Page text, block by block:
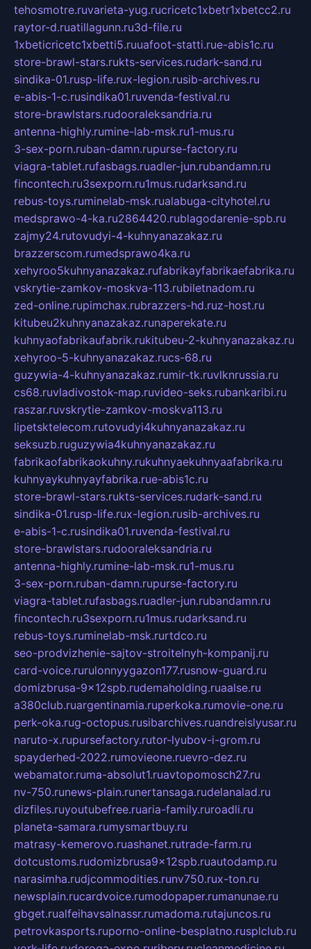
tehosmotre.ruvarieta-yug.rucricetc1xbetr1xbetcc2.ru
raytor-d.ruatillagunn.ru3d-file.ru
1xbeticricetc1xbetti5.ruuafoot-statti.rue-abis1c.ru
store-brawl-stars.rukts-services.rudark-sand.ru
sindika-01.rusp-life.rux-legion.rusib-archives.ru
e-abis-1-c.rusindika01.ruvenda-festival.ru
store-brawlstars.rudooraleksandria.ru
antenna-highly.rumine-lab-msk.ru1-mus.ru
3-sex-porn.ruban-damn.rupurse-factory.ru
viagra-tablet.rufasbags.ruadler-jun.rubandamn.ru
fincontech.ru3sexporn.ru1mus.rudarksand.ru
rebus-toys.ruminelab-msk.rualabuga-cityhotel.ru
medsprawo-4-ka.ru2864420.rublagodarenie-spb.ru
zajmy24.rutovudyi-4-kuhnyanazakaz.ru
brazzerscom.rumedsprawo4ka.ru
xehyroo5kuhnyanazakaz.rufabrikayfabrikaefabrika.ru
vskrytie-zamkov-moskva-113.rubiletnadom.ru
zed-online.rupimchax.rubrazzers-hd.ruz-host.ru
kitubeu2kuhnyanazakaz.runaperekate.ru
kuhnyaofabrikaufabrik.rukitubeu-2-kuhnyanazakaz.ru
xehyroo-5-kuhnyanazakaz.rucs-68.ru
guzywia-4-kuhnyanazakaz.rumir-tk.ruvlknrussia.ru
cs68.ruvladivostok-map.ruvideo-seks.rubankaribi.ru
raszar.ruvskrytie-zamkov-moskva113.ru
lipetsktelecom.rutovudyi4kuhnyanazakaz.ru
seksuzb.ruguzywia4kuhnyanazakaz.ru
fabrikaofabrikaokuhny.rukuhnyaekuhnyaafabrika.ru
kuhnyaykuhnyayfabrika.rue-abis1c.ru
store-brawl-stars.rukts-services.rudark-sand.ru
sindika-01.rusp-life.rux-legion.rusib-archives.ru
e-abis-1-c.rusindika01.ruvenda-festival.ru
store-brawlstars.rudooraleksandria.ru
antenna-highly.rumine-lab-msk.ru1-mus.ru
3-sex-porn.ruban-damn.rupurse-factory.ru
viagra-tablet.rufasbags.ruadler-jun.rubandamn.ru
fincontech.ru3sexporn.ru1mus.rudarksand.ru
rebus-toys.ruminelab-msk.rurtdco.ru
seo-prodvizhenie-sajtov-stroitelnyh-kompanij.ru
card-voice.rurulonnyygazon177.rusnow-guard.ru
domizbrusa-9x12spb.rudemaholding.ruaalse.ru
a380club.ruargentinamia.ruperkoka.rumovie-one.ru
perk-oka.rug-octopus.rusibarchives.ruandreislyusar.ru
naruto-x.rupursefactory.rutor-lyubov-i-grom.ru
spayderhed-2022.rumovieone.ruevro-dez.ru
webamator.ruma-absolut1.ruavtopomosch27.ru
nv-750.runews-plain.runertansaga.rudelanalad.ru
dizfiles.ruyoutubefree.ruaria-family.ruroadli.ru
planeta-samara.rumysmartbuy.ru
matrasy-kemerovo.ruashanet.rutrade-farm.ru
dotcustoms.rudomizbrusa9x12spb.ruautodamp.ru
narasimha.rudjcommodities.runv750.rux-ton.ru
newsplain.rucardvoice.rumodopaper.rumanunae.ru
gbget.rualfeihavsalnassr.rumadoma.rutajuncos.ru
petrovkasports.ruporno-online-besplatno.rusplclub.ru